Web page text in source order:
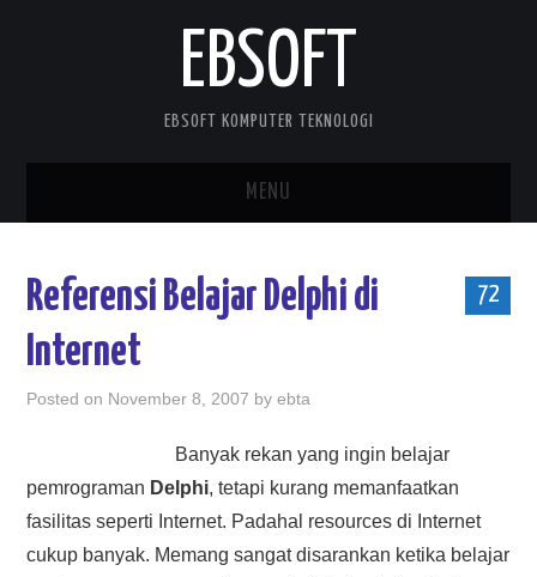
EBSOFT
EBSOFT KOMPUTER TEKNOLOGI
MENU
DOWNLOADS
ABOUT ME
HASIL PENCARIAN
72
Referensi Belajar Delphi di
Internet
Posted on November 8, 2007 byebta
Banyak rekan yang ingin belajar
pemrograman Delphi, tetapi kurang memanfaatkan
fasilitas seperti Internet. Padahal resources di Internet
cukup banyak. Memang sangat disarankan ketika belajar